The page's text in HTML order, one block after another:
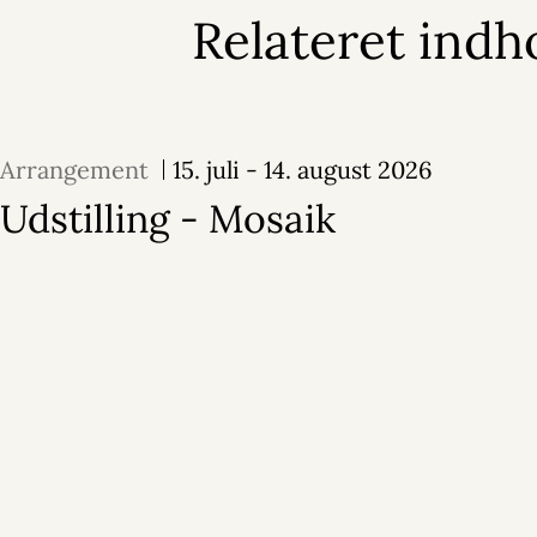
Relateret
Arrangement 15. juli - 14. august 2026
Udstilling - Mosaik